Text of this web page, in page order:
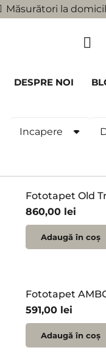
Măsurători la
DESPRE NOI
Incapere
Fototapet Old
860,00 lei
Adaugă în coș
Fototapet
591,00 lei
Adaugă în coș